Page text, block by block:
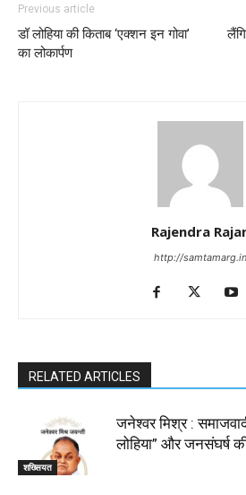
Previous article
डॉ लोहिया की किताब ‘एक्शन इन गोवा’
का लोकार्पण
Rajendra
http://samtamarg.in
RELATED ARTICLES
शख्सियत
जनेश्वर मिश्र :
लोहिया” और जनसंघर्ष